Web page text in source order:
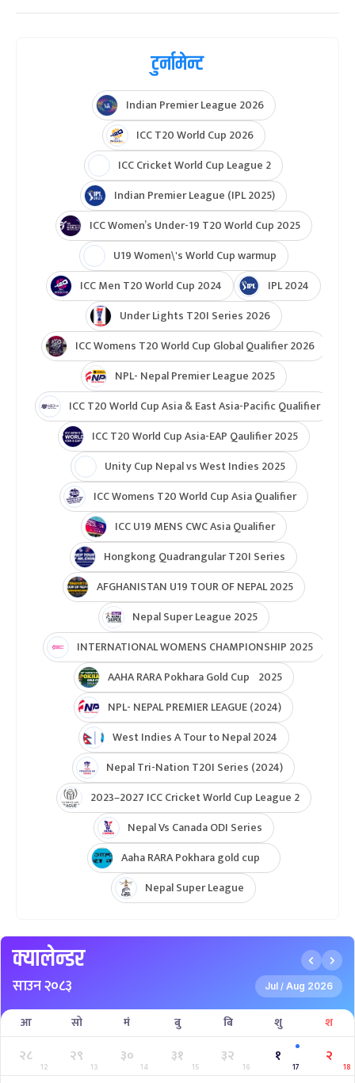
टुर्नामेन्ट
Indian Premier League 2026
ICC T20 World Cup 2026
ICC Cricket World Cup League 2
Indian Premier League (IPL 2025)
ICC Women’s Under-19 T20 World Cup 2025
U19 Women\'s World Cup warmup
ICC Men T20 World Cup 2024
IPL 2024
Under Lights T20I Series 2026
ICC Womens T20 World Cup Global Qualifier 2026
NPL- Nepal Premier League 2025
ICC T20 World Cup Asia & East Asia-Pacific Qualifier
ICC T20 World Cup Asia-EAP Qaulifier 2025
Unity Cup Nepal vs West Indies 2025
ICC Womens T20 World Cup Asia Qualifier
ICC U19 MENS CWC Asia Qualifier
Hongkong Quadrangular T20I Series
AFGHANISTAN U19 TOUR OF NEPAL 2025
Nepal Super League 2025
INTERNATIONAL WOMENS CHAMPIONSHIP 2025
AAHA RARA Pokhara Gold Cup 2025
NPL- NEPAL PREMIER LEAGUE (2024)
West Indies A Tour to Nepal 2024
Nepal Tri-Nation T20I Series (2024)
2023–2027 ICC Cricket World Cup League 2
Nepal Vs Canada ODI Series
Aaha RARA Pokhara gold cup
Nepal Super League
क्यालेन्डर
साउन २०८३ Jul / Aug 2026
आ सो मं बु बि शु श
२८
12
२९
13
३०
14
३१
15
३२
16
१
17
२
18